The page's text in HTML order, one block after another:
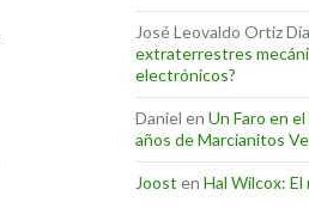
José Leovaldo Ortiz
extraterrestres
electrónicos?
Daniel en Un Faro en
años de Marcianitos
Joost en Hal Wilcox: